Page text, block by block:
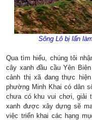
Sông Lô bị lấn
Qua tìm hiểu, chúng tôi
cây xanh đầu cầu Yên
cảnh thị xã đang thực
phường Minh Khai có dân
chưa có khu vui chơi, giải
xanh được xây dựng sẽ
việc triển khai các hạng